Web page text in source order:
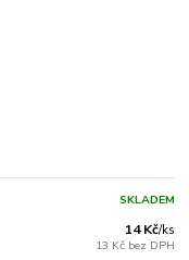
14 Kč/ks
13 Kč bez DPH
SKLADEM